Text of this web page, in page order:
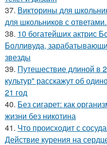
37. Викторины для
для школьников с
38. 10 богатейших актрис
Болливуда,
звезды
39. Путешествие длиной в
культур" расскажут об
21 год
40. Без сигарет: как
жизни без никотина
41. Что происходит с
Действие курения на